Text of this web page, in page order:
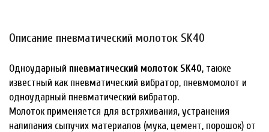
Описание пневматический молоток SK40
Одноударный пневматический молоток SK40, также
известный как пневматический вибратор, пневмомолот и
одноударный пневматический вибратор.
Молоток применяется для встряхивания, устранения
налипания сыпучих материалов (мука, цемент, порошок) от